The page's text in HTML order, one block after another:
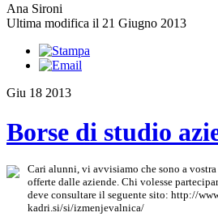
Ana Sironi
Ultima modifica il 21 Giugno 2013
Giu 18 2013
Borse di studio
Cari alunni, vi avvisiamo che sono a
offerte dalle aziende. Chi volesse
deve consultare il seguente sito: http://
kadri.si/si/izmenjevalnica/